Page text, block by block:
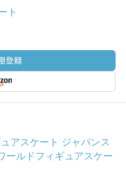
ト
アスケート ジャパンス
ールドフィギュアスケー